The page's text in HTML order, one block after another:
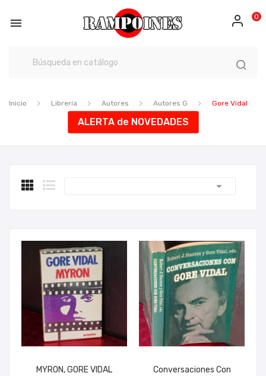
 0
Inicio Librería Autores Autores G Gore Vidal
ALERTA de NOVEDADES

MYRON, GORE VIDAL
Conversaciones Con